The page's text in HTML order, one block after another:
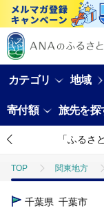
カテゴリ 地域
寄付額 旅先を探
「ふるさ
TOP 関東地方
TOP
千葉県 千葉市